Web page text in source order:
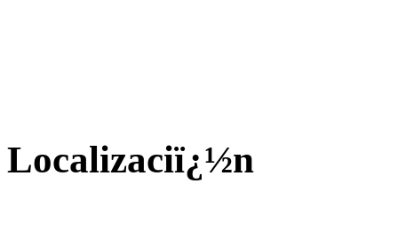
Localizaciï¿½n